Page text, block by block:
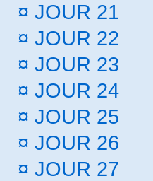
¤ JOUR 21
¤ JOUR 22
¤ JOUR 23
¤ JOUR 24
¤ JOUR 25
¤ JOUR 26
¤ JOUR 27